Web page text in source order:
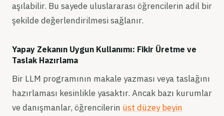
aşılabilir. Bu sayede uluslararası öğrencilerin adil bir
şekilde değerlendirilmesi sağlanır.
Yapay Zekanın Uygun Kullanımı: Fikir Üretme ve
Taslak Hazırlama
Bir LLM programının makale yazması veya taslağını
hazırlaması kesinlikle yasaktır. Ancak bazı kurumlar
ve danışmanlar, öğrencilerin üst düzey beyin